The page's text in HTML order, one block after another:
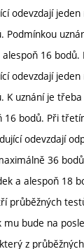
odevzdají
Podmínkou
16
odevzdají
K uznání je
16 bodů. Při
odevzdají
36
a alespoň 18
průběžných
bude na
z